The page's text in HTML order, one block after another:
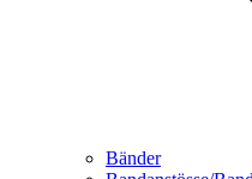
Bänder